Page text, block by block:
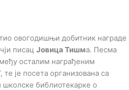
овогодишњи добитник награде
писац Јовица Тишма. Песма
осталим награђеним
је посета организована са
библиотекарке о